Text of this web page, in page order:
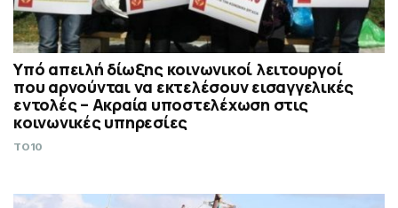
Υπό απειλή δίωξης κοινωνικοί λειτουργοί
που αρνούνται να εκτελέσουν εισαγγελικές
εντολές – Ακραία υποστελέχωση στις
κοινωνικές υπηρεσίες
TO10